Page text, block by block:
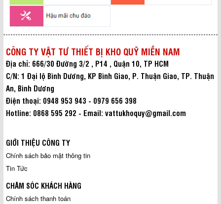
CÔNG TY VẬT TƯ THIẾT BỊ KHO QUỸ MIỀN NAM
Địa chỉ: 666/30 Đường 3/2 , P14 , Quận 10, TP HCM
C/N: 1 Đại lộ Bình Dương, KP Bình Giao, P. Thuận Giao, TP. Thuận
An, Bình Dương
Điện thoại: 0948 953 943 - 0979 656 398
Hotline: 0868 595 292 - Email: vattukhoquy@gmail.com
GIỚI THIỆU CÔNG TY
Chính sách bảo mật thông tin
Tin Tức
CHĂM SÓC KHÁCH HÀNG
Chính sách thanh toán